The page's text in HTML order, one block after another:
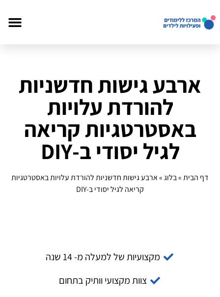
ארבע גישות חדשניות
להורדת עלויות
באסטרטגיות קריאה
לגיל יסודי ב‑DIY
דף הבית»בלוג»ארבע גישות חדשניות להורדת עלויות באסטרטגיות
קריאה לגיל יסודי ב‑DIY
מקצועיות של למעלה מ- 14 שנה
צוות מקצועי וותיק בתחום